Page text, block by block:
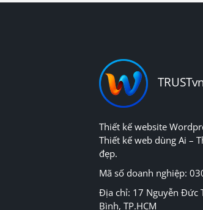
Thiết kế website
Thiết kế web dùng Ai –
đẹp.
Mã số doanh nghiệp:
Địa chỉ: 17 Nguyễn Đức
Bình, TP.HCM